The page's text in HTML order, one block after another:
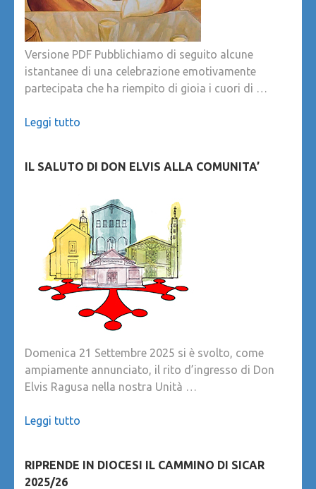
Versione PDF Pubblichiamo di seguito alcune
istantanee di una celebrazione emotivamente
partecipata che ha riempito di gioia i cuori di …
Leggi tutto
IL SALUTO DI DON ELVIS ALLA COMUNITA’
Domenica 21 Settembre 2025 si è svolto, come
ampiamente annunciato, il rito d’ingresso di Don
Elvis Ragusa nella nostra Unità …
Leggi tutto
RIPRENDE IN DIOCESI IL CAMMINO DI SICAR
2025/26